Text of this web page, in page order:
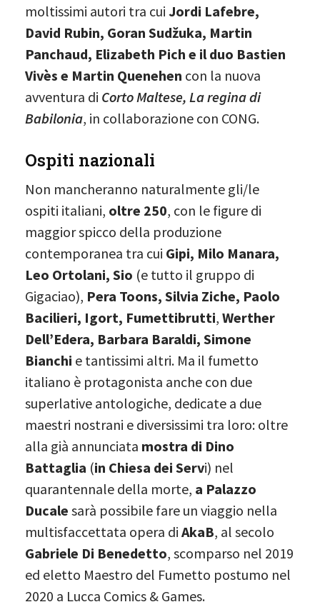
moltissimi autori tra cui Jordi Lafebre,
David Rubin, Goran Sudžuka, Martin
Panchaud, Elizabeth Pich e il duo Bastien
Vivès e Martin Quenehen con la nuova
avventura di Corto Maltese, La regina di
Babilonia, in collaborazione con CONG.
Ospiti nazionali
Non mancheranno naturalmente gli/le
ospiti italiani, oltre 250, con le figure di
maggior spicco della produzione
contemporanea tra cui Gipi, Milo Manara,
Leo Ortolani, Sio (e tutto il gruppo di
Gigaciao), Pera Toons, Silvia Ziche, Paolo
Bacilieri, Igort, Fumettibrutti, Werther
Dell’Edera, Barbara Baraldi, Simone
Bianchi e tantissimi altri. Ma il fumetto
italiano è protagonista anche con due
superlative antologiche, dedicate a due
maestri nostrani e diversissimi tra loro: oltre
alla già annunciata mostra di Dino
Battaglia (in Chiesa dei Servi) nel
quarantennale della morte, a Palazzo
Ducale sarà possibile fare un viaggio nella
multisfaccettata opera di AkaB, al secolo
Gabriele Di Benedetto, scomparso nel 2019
ed eletto Maestro del Fumetto postumo nel
2020 a Lucca Comics & Games.